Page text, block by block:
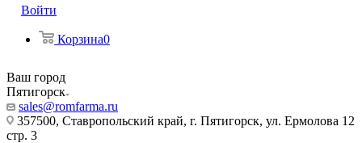
Войти
Корзина0
Ваш город
Пятигорск
sales@romfarma.ru
357500, Ставропольский край, г. Пятигорск, ул. Ермолова 12
стр. 3